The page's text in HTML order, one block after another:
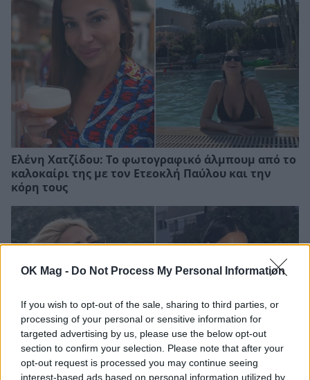
OK Mag - Do Not Process My Personal Information
If you wish to opt-out of the sale, sharing to third parties, or
processing of your personal or sensitive information for
targeted advertising by us, please use the below opt-out
section to confirm your selection. Please note that after your
opt-out request is processed you may continue seeing
interest-based ads based on personal information utilized by
Ελένη Χατζίδου: Το φωτογραφικό άλμπουμ από το
καλοκαίρι της με τον Ετεοκλή Παύλου και την
κόρη τους